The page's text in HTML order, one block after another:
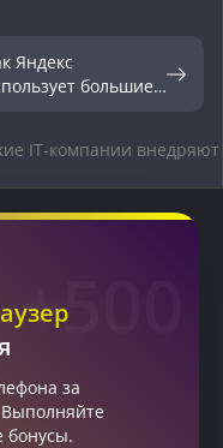
Яндекс
большие
IT-компании
+500
за
Выполняйте
бонусы.